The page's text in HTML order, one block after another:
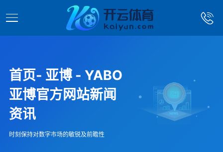
首页- 亚博 - YABO
亚博官方网站新闻
资讯
时刻保持对数字市场的敏锐及前瞻性